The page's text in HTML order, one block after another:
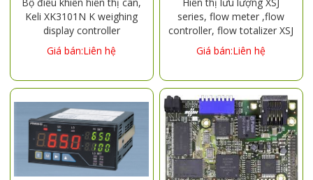
Keli XK3101N K weighing
display controller
Giá bán:Liên hệ
series, flow meter ,flow
controller, flow totalizer XSJ
series
Giá bán:Liên hệ